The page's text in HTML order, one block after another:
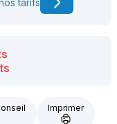
tarifs
Imprimer